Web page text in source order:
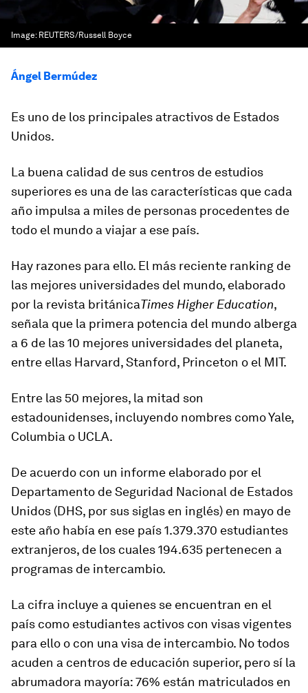
Image: REUTERS/Russell Boyce
Ángel Bermúdez
Es uno de los principales atractivos de Estados
Unidos.
La buena calidad de sus centros de estudios
superiores es una de las características que cada
año impulsa a miles de personas procedentes de
todo el mundo a viajar a ese país.
Hay razones para ello. El más reciente ranking de
las mejores universidades del mundo, elaborado
por la revista británicaTimes Higher Education,
señala que la primera potencia del mundo alberga
a 6 de las 10 mejores universidades del planeta,
entre ellas Harvard, Stanford, Princeton o el MIT.
Entre las 50 mejores, la mitad son
estadounidenses, incluyendo nombres como Yale,
Columbia o UCLA.
De acuerdo con un informe elaborado por el
Departamento de Seguridad Nacional de Estados
Unidos (DHS, por sus siglas en inglés) en mayo de
este año había en ese país 1.379.370 estudiantes
extranjeros, de los cuales 194.635 pertenecen a
programas de intercambio.
La cifra incluye a quienes se encuentran en el
país como estudiantes activos con visas vigentes
para ello o con una visa de intercambio. No todos
acuden a centros de educación superior, pero sí la
abrumadora mayoría: 76% están matriculados en